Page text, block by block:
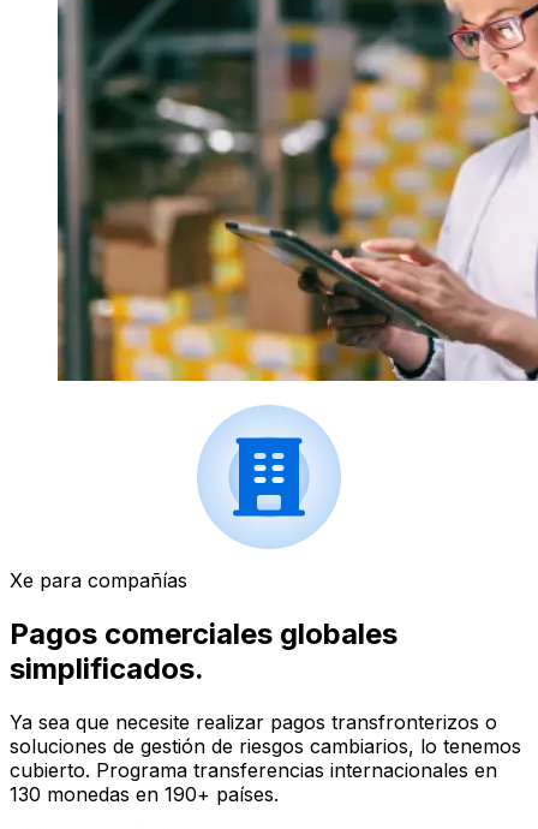
Xe para compañías
Pagos comerciales globales
simplificados.
Ya sea que necesite realizar pagos transfronterizos o
soluciones de gestión de riesgos cambiarios, lo tenemos
cubierto. Programa transferencias internacionales en
130 monedas en 190+ países.